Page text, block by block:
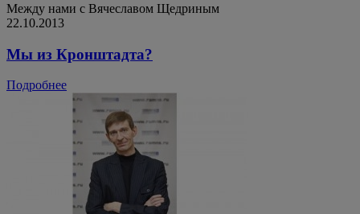
Между нами с Вячеславом Щедриным
22.10.2013
Мы из Кронштадта?
Подробнее